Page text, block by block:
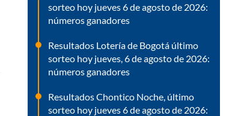
sorteo hoy jueves 6 de agosto de 2026:
números ganadores
Resultados Lotería de Bogotá último
sorteo hoy jueves, 6 de agosto de 2026:
números ganadores
Resultados Chontico Noche, último
sorteo hoy jueves 6 de agosto de 2026: